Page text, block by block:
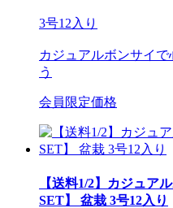
3号12入り
カジュアルボンサイ
う
会員限定価格
【送料1/2】カジュ
SET】 盆栽 3号12入り